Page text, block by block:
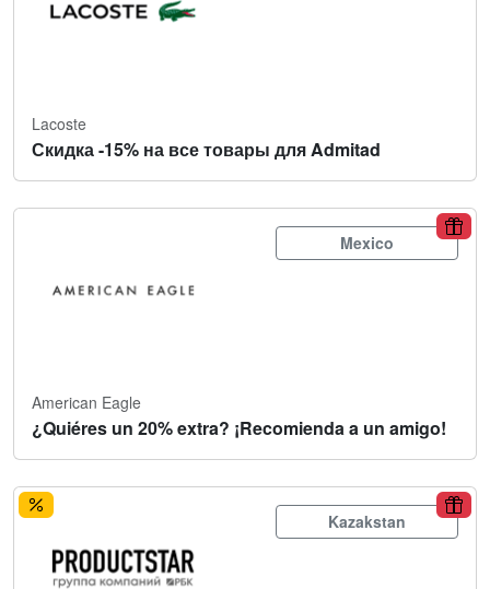
Lacoste
Скидка -15% на все товары для Admitad
Mexico
American Eagle
¿Quiéres un 20% extra? ¡Recomienda a un amigo!
Kazakstan